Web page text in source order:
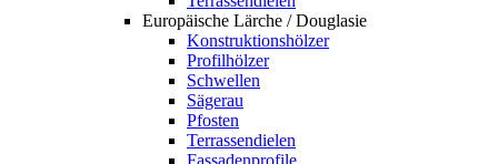
Europäische Lärche / Douglasie
Konstruktionshölzer
Profilhölzer
Schwellen
Sägerau
Pfosten
Terrassendielen
Fassadenprofile